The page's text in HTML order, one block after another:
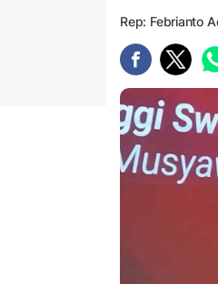
Rep: Febrianto